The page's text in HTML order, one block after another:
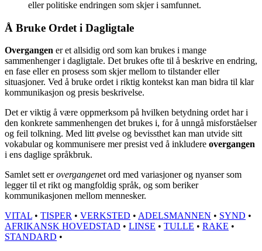
eller politiske endringen som skjer i samfunnet.
Å Bruke Ordet i Dagligtale
Overgangen er et allsidig ord som kan brukes i mange
sammenhenger i dagligtale. Det brukes ofte til å beskrive en endring,
en fase eller en prosess som skjer mellom to tilstander eller
situasjoner. Ved å bruke ordet i riktig kontekst kan man bidra til klar
kommunikasjon og presis beskrivelse.
Det er viktig å være oppmerksom på hvilken betydning ordet har i
den konkrete sammenhengen det brukes i, for å unngå misforståelser
og feil tolkning. Med litt øvelse og bevissthet kan man utvide sitt
vokabular og kommunisere mer presist ved å inkludere overgangen
i ens daglige språkbruk.
Samlet sett erovergangenet ord med variasjoner og nyanser som
legger til et rikt og mangfoldig språk, og som beriker
kommunikasjonen mellom mennesker.
VITAL • TISPER • VERKSTED • ADELSMANNEN • SYND •
AFRIKANSK HOVEDSTAD • LINSE • TULLE • RAKE •
STANDARD •